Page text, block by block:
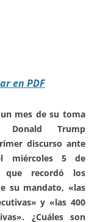
en PDF
mes de su toma
Donald Trump
discurso ante
miércoles 5 de
recordó los
su mandato, «las
y «las 400
¿Cuáles son